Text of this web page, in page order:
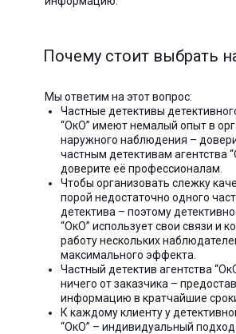
Почему стоит выбрать
Мы ответим на этот вопрос:
Частные детективы
“ОкО” имеют немалый опыт в
наружного наблюдения –
частным детективам агентства
доверите её профессионалам.
Чтобы организовать слежку
порой недостаточно одного
детектива – поэтому
“ОкО” использует свои связи и
работу нескольких
максимального эффекта.
Частный детектив агентства
ничего от заказчика –
информацию в кратчайшие
К каждому клиенту у
“ОкО” – индивидуальный